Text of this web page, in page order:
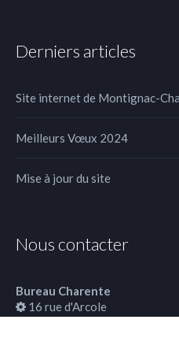
Derniers articles
Site internet de Montignac-
Meilleurs Vœux 2024
Mise à jour du site
Nous contacter
Bureau Charente
16 rue d'Arcole